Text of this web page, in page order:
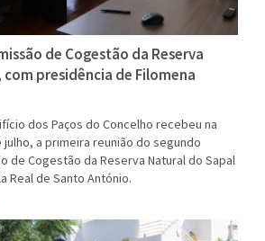
de Cogestão da Reserva
presidência de Filomena
dos Paços do Concelho recebeu na
a primeira reunião do segundo
de Cogestão da Reserva Natural do Sapal
Real de Santo António.